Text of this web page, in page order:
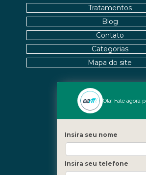
Fale Conosco
Nossas Unidades
Barra - Rio de Janeiro
Tratamentos
Blog
Contato
Categorias
Mapa do site
Olá! Fale agora
Insira seu nome
Insira seu telefone